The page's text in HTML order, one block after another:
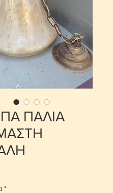
ΠΑΛΙΑ
Τιμή
*